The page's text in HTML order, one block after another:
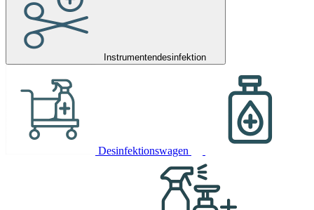
Instrumentendesinfektion
Desinfektionswagen